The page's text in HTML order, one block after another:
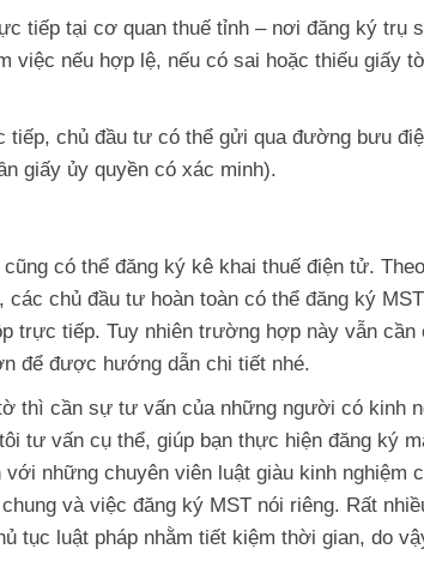
tiếp tại cơ quan thuế tỉnh – nơi đăng ký trụ
việc nếu hợp lệ, nếu có sai hoặc thiếu giấy
chủ đầu tư có thể gửi qua đường bưu
giấy ủy quyền có xác minh).
có thể đăng ký kê khai thuế điện tử.
chủ đầu tư hoàn toàn có thể đăng ký
trực tiếp. Tuy nhiên trường hợp này vẫn cần
để được hướng dẫn chi tiết nhé.
thì cần sự tư vấn của những người có kinh
tư vấn cụ thể, giúp bạn thực hiện đăng ký
những chuyên viên luật giàu kinh nghiệm
và việc đăng ký MST nói riêng. Rất
tục luật pháp nhằm tiết kiệm thời gian, do